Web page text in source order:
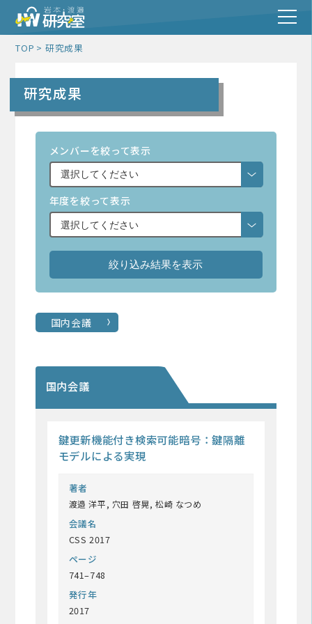
TOP 研究成果
研究成果
メンバーを絞って表示
年度を絞って表示
国内会議
国内会議
鍵更新機能付き検索可能暗号：鍵隔離
モデルによる実現
著者
渡邉 洋平, 穴田 啓晃, 松崎 なつめ
会議名
CSS 2017
ページ
741–748
発行年
2017